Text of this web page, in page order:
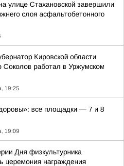
улице Стахановской завершили
слоя асфальтобетонного
Кировской области
Соколов работал в Уржумском
19:25
все площадки — 7 и 8
19:09
Дня физкультурника
церемония награждения